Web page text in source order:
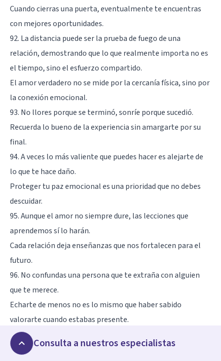
Cuando cierras una puerta, eventualmente te encuentras
con mejores oportunidades.
92. La distancia puede ser la prueba de fuego de una
relación, demostrando que lo que realmente importa no es
el tiempo, sino el esfuerzo compartido.
El amor verdadero no se mide por la cercanía física, sino por
la conexión emocional.
93. No llores porque se terminó, sonríe porque sucedió.
Recuerda lo bueno de la experiencia sin amargarte por su
final.
94. A veces lo más valiente que puedes hacer es alejarte de
lo que te hace daño.
Proteger tu paz emocional es una prioridad que no debes
descuidar.
95. Aunque el amor no siempre dure, las lecciones que
aprendemos sí lo harán.
Cada relación deja enseñanzas que nos fortalecen para el
futuro.
96. No confundas una persona que te extraña con alguien
que te merece.
Echarte de menos no es lo mismo que haber sabido
valorarte cuando estabas presente.
97. Cerrar ciclos no siempre es olvidar, es aprender a seguir
sin lo que un día te hizo feliz.
Consulta a nuestros especialistas